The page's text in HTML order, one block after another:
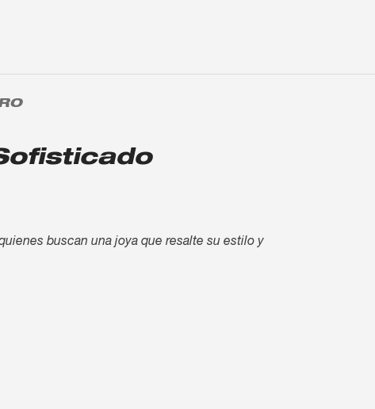
buscan una joya que resalte su estilo y